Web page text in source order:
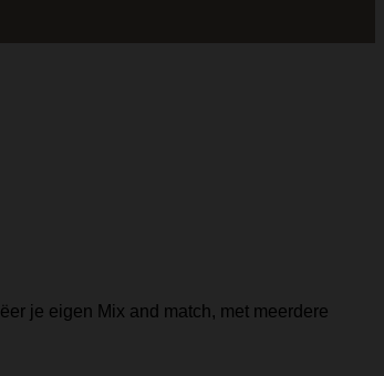
je eigen Mix and match, met meerdere